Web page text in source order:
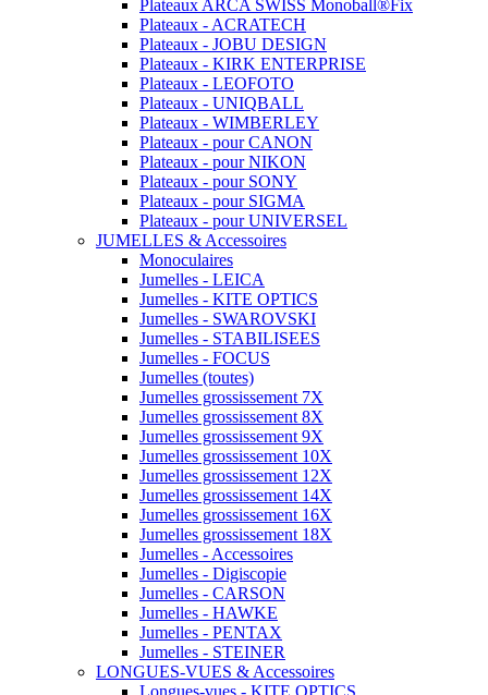
Plateaux ARCA SWISS Monoball®Fix
Plateaux - ACRATECH
Plateaux - JOBU DESIGN
Plateaux - KIRK ENTERPRISE
Plateaux - LEOFOTO
Plateaux - UNIQBALL
Plateaux - WIMBERLEY
Plateaux - pour CANON
Plateaux - pour NIKON
Plateaux - pour SONY
Plateaux - pour SIGMA
Plateaux - pour UNIVERSEL
JUMELLES & Accessoires
Monoculaires
Jumelles - LEICA
Jumelles - KITE OPTICS
Jumelles - SWAROVSKI
Jumelles - STABILISEES
Jumelles - FOCUS
Jumelles (toutes)
Jumelles grossissement 7X
Jumelles grossissement 8X
Jumelles grossissement 9X
Jumelles grossissement 10X
Jumelles grossissement 12X
Jumelles grossissement 14X
Jumelles grossissement 16X
Jumelles grossissement 18X
Jumelles - Accessoires
Jumelles - Digiscopie
Jumelles - CARSON
Jumelles - HAWKE
Jumelles - PENTAX
Jumelles - STEINER
LONGUES-VUES & Accessoires
Longues-vues - KITE OPTICS